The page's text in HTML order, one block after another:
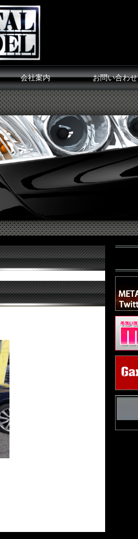
会社案内 お問い合わせ